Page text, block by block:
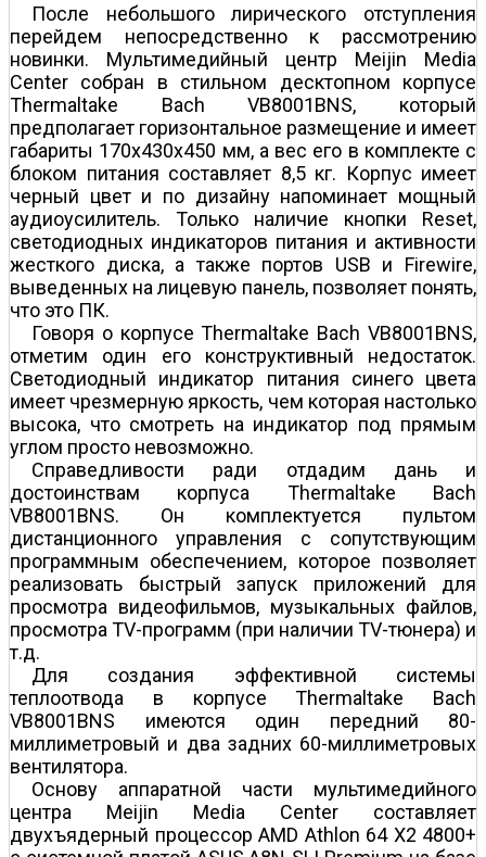
После небольшого лирического отступления
перейдем непосредственно к рассмотрению
новинки. Мультимедийный центр Meijin Media
Center собран в стильном десктопном корпусе
Thermaltake Bach VB8001BNS, который
предполагает горизонтальное размещение и имеет
габариты 170x430x450 мм, а вес его в комплекте с
блоком питания составляет 8,5 кг. Корпус имеет
черный цвет и по дизайну напоминает мощный
аудиоусилитель. Только наличие кнопки Reset,
светодиодных индикаторов питания и активности
жесткого диска, а также портов USB и Firewire,
выведенных на лицевую панель, позволяет понять,
что это ПК.
Говоря о корпусе Thermaltake Bach VB8001BNS,
отметим один его конструктивный недостаток.
Светодиодный индикатор питания синего цвета
имеет чрезмерную яркость, чем которая настолько
высока, что смотреть на индикатор под прямым
углом просто невозможно.
Справедливости ради отдадим дань и
достоинствам корпуса Thermaltake Bach
VB8001BNS. Он комплектуется пультом
дистанционного управления с сопутствующим
программным обеспечением, которое позволяет
реализовать быстрый запуск приложений для
просмотра видеофильмов, музыкальных файлов,
просмотра TV-программ (при наличии TV-тюнера) и
т.д.
Для создания эффективной системы
теплоотвода в корпусе Thermaltake Bach
VB8001BNS имеются один передний 80-
миллиметровый и два задних 60-миллиметровых
вентилятора.
Основу аппаратной части мультимедийного
центра Meijin Media Center составляет
двухъядерный процессор AMD Athlon 64 X2 4800+